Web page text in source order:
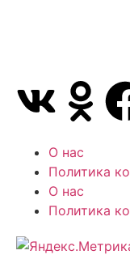
О нас
Политика
О нас
Политика